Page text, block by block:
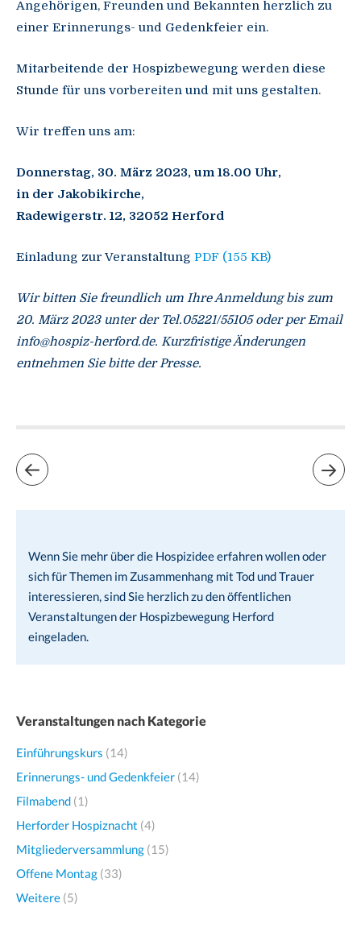
Angehörigen, Freunden und Bekannten herzlich zu
einer Erinnerungs- und Gedenkfeier ein.
Mitarbeitende der Hospizbewegung werden diese
Stunde für uns vorbereiten und mit uns gestalten.
Wir treffen uns am:
Donnerstag, 30. März 2023, um 18.00 Uhr,
in der Jakobikirche,
Radewigerstr. 12, 32052 Herford
Einladung zur Veranstaltung PDF (155 KB)
Wir bitten Sie freundlich um Ihre Anmeldung bis zum
20. März 2023 unter der Tel.05221/55105 oder per Email
info@hospiz-herford.de. Kurzfristige Änderungen
entnehmen Sie bitte der Presse.
Wenn Sie mehr über die Hospizidee erfahren wollen oder
sich für Themen im Zusammenhang mit Tod und Trauer
interessieren, sind Sie herzlich zu den öffentlichen
Veranstaltungen der Hospizbewegung Herford
eingeladen.
Veranstaltungen nach Kategorie
Einführungskurs (14)
Erinnerungs- und Gedenkfeier (14)
Filmabend (1)
Herforder Hospiznacht (4)
Mitgliederversammlung (15)
Offene Montag (33)
Weitere (5)